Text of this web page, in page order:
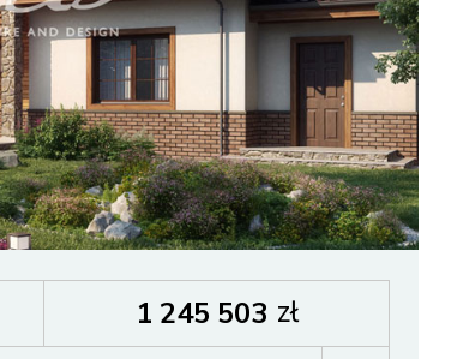
1 245 503 zł